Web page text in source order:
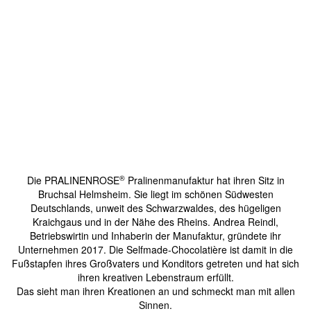
Die PRALINENROSE®Pralinenmanufaktur hat ihren Sitz in
Bruchsal Helmsheim. Sie liegt im schönen Südwesten
Deutschlands, unweit des Schwarzwaldes, des hügeligen
Kraichgaus und in der Nähe des Rheins. Andrea Reindl,
Betriebswirtin und Inhaberin der Manufaktur, gründete ihr
Unternehmen 2017. Die Selfmade-Chocolatière ist damit in die
Fußstapfen ihres Großvaters und Konditors getreten und hat sich
ihren kreativen Lebenstraum erfüllt.
Das sieht man ihren Kreationen an und schmeckt man mit allen
Sinnen.